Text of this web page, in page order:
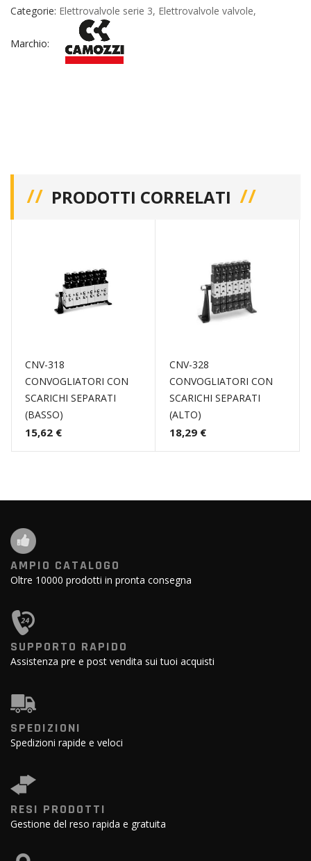
Categorie: Elettrovalvole serie 3, Elettrovalvole valvole,
Marchio:
PRODOTTI CORRELATI
CNV-318
CONVOGLIATORI CON
SCARICHI SEPARATI
(BASSO)
15,62 €
CNV-328
CONVOGLIATORI CON
SCARICHI SEPARATI
(ALTO)
18,29 €
AMPIO CATALOGO
Oltre 10000 prodotti in pronta consegna
SUPPORTO RAPIDO
Assistenza pre e post vendita sui tuoi acquisti
SPEDIZIONI
Spedizioni rapide e veloci
RESI PRODOTTI
Gestione del reso rapida e gratuita